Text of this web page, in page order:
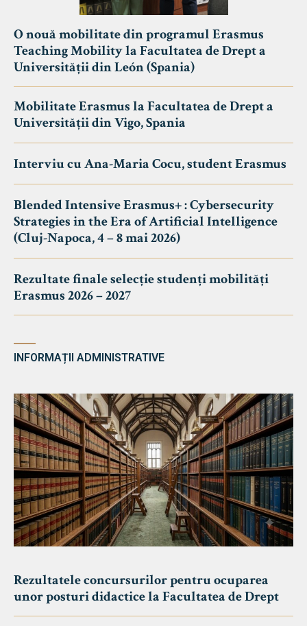
O nouă mobilitate din programul Erasmus
Teaching Mobility la Facultatea de Drept a
Universității din León (Spania)
Mobilitate Erasmus la Facultatea de Drept a
Universității din Vigo, Spania
Interviu cu Ana-Maria Cocu, student Erasmus
Blended Intensive Erasmus+ : Cybersecurity
Strategies in the Era of Artificial Intelligence
(Cluj-Napoca, 4 – 8 mai 2026)
Rezultate finale selecție studenți mobilități
Erasmus 2026 – 2027
INFORMAȚII ADMINISTRATIVE
Rezultatele concursurilor pentru ocuparea
unor posturi didactice la Facultatea de Drept